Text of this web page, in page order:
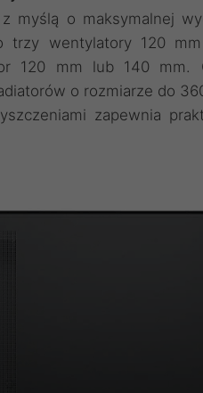
z myślą o maksymalnej
trzy wentylatory 120
120 mm lub 140 mm.
o rozmiarze do
zapewnia